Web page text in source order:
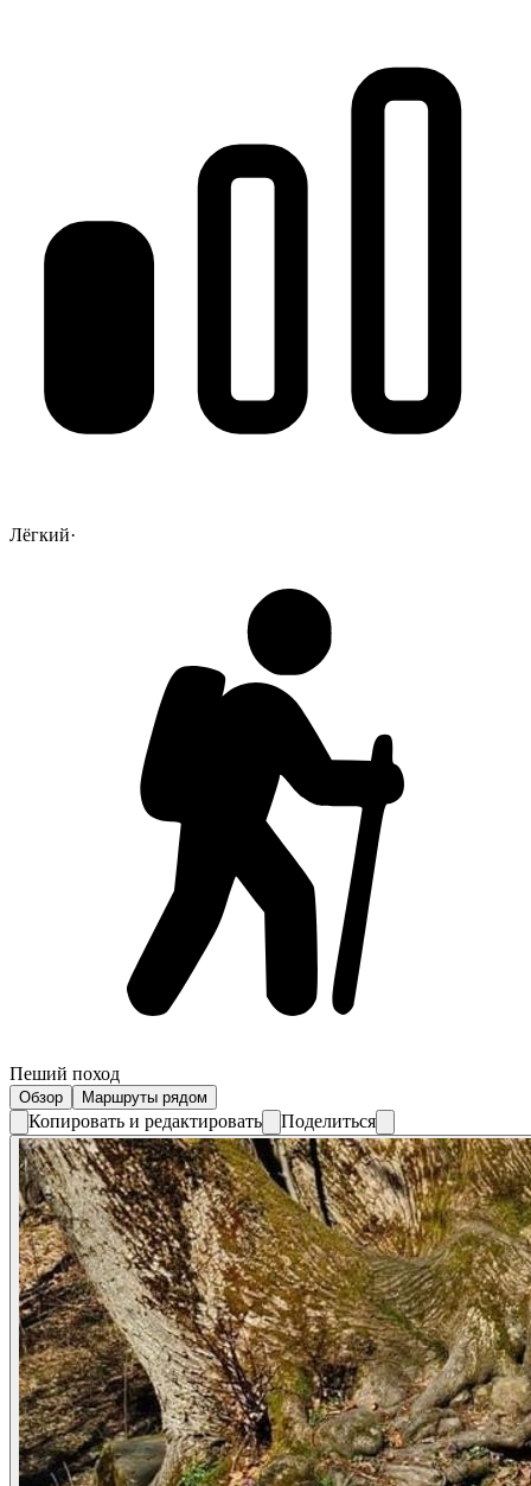
Лёгкий·
Пеший поход
Обзор Маршруты рядом
Копировать и редактировать Поделиться